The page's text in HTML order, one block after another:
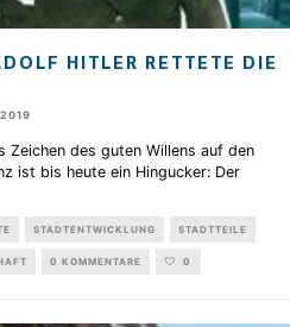
HITLER RETTETE DIE
Zeichen des guten Willens auf den
ist bis heute ein Hingucker: Der
STADTENTWICKLUNG STADTTEILE
0 KOMMENTARE 0